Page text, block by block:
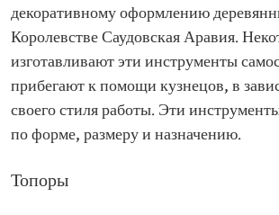
декоративному оформлению
Королевстве Саудовская Аравия.
изготавливают эти инструменты
прибегают к помощи кузнецов, в
своего стиля работы. Эти
по форме, размеру и назначению.
Топоры